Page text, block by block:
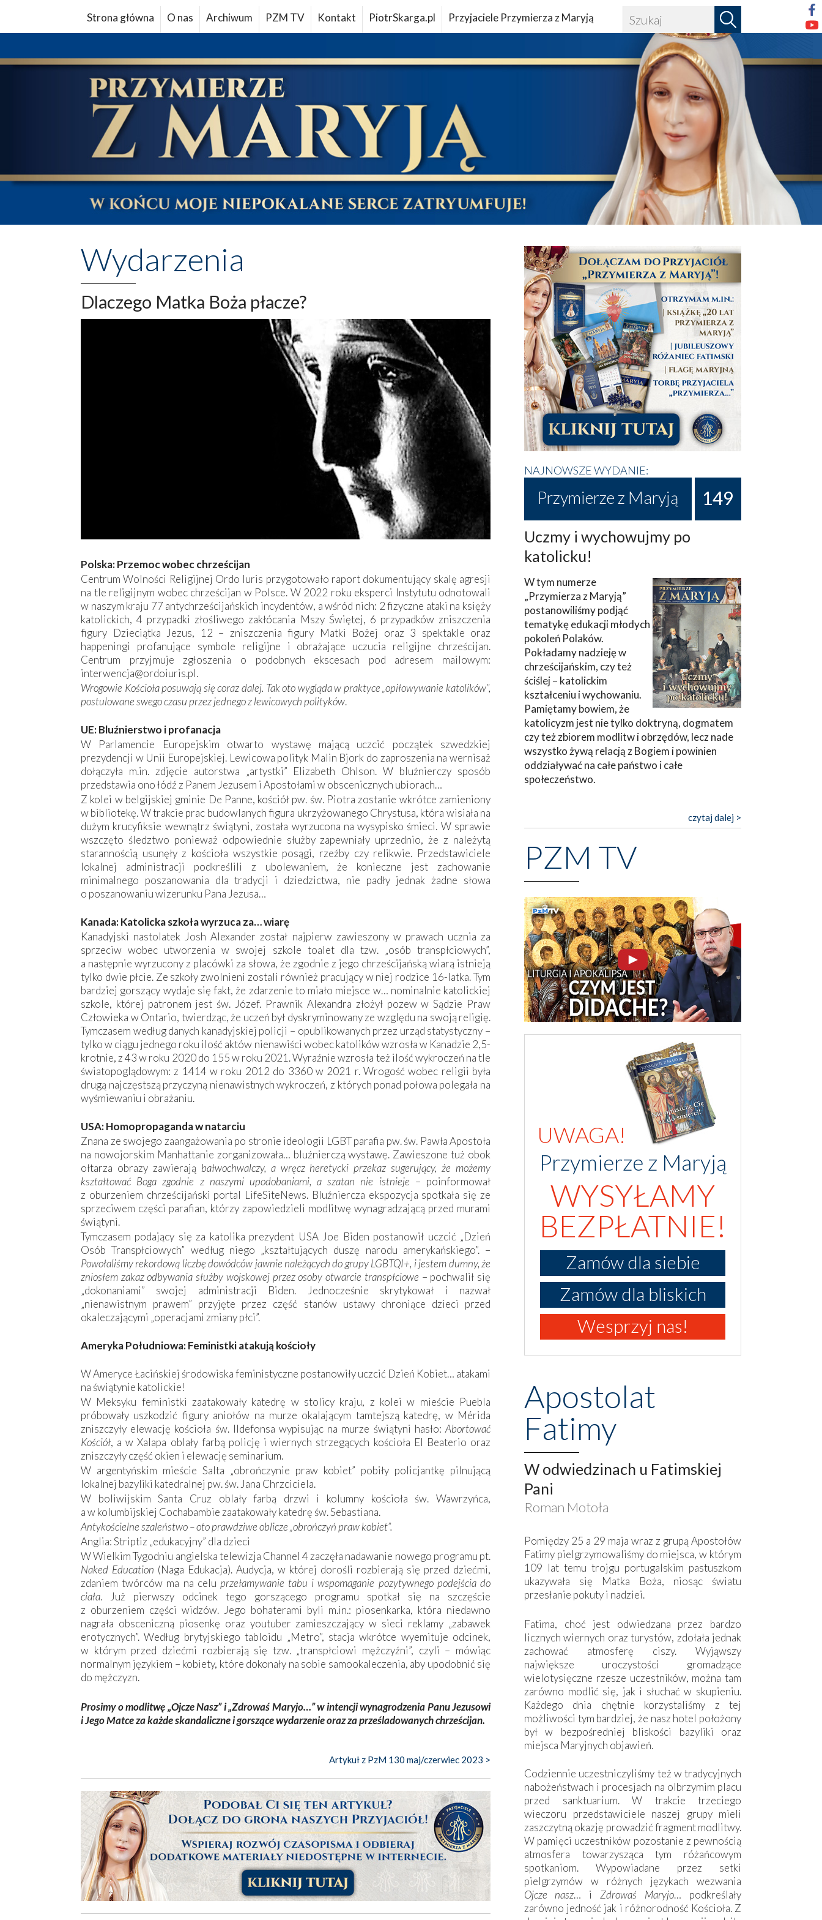
Strona główna O nas Archiwum PZM TV Kontakt PiotrSkarga.pl Przyjaciele Przymierza z Maryją
Wydarzenia
Dlaczego Matka Boża płacze?
Polska: Przemoc wobec chrześcijan
Centrum Wolności Religijnej Ordo Iuris przygotowało raport dokumentujący skalę agresji
na tle religijnym wobec chrześcijan w Polsce. W 2022 roku eksperci Instytutu odnotowali
w naszym kraju 77 antychrześcijańskich incydentów, a wśród nich: 2 fizyczne ataki na księży
katolickich, 4 przypadki złośliwego zakłócania Mszy Świętej, 6 przypadków zniszczenia
figury Dzieciątka Jezus, 12 – zniszczenia figury Matki Bożej oraz 3 spektakle oraz
happeningi profanujące symbole religijne i obrażające uczucia religijne chrześcijan.
Centrum przyjmuje zgłoszenia o podobnych ekscesach pod adresem mai­lowym:
interwencja@ordoiuris.pl.
Wrogowie Kościoła posuwają się coraz dalej. Tak oto wygląda w praktyce „opiłowywanie katolików”,
postulowane swego czasu przez jednego z lewicowych polityków.
UE: Bluźnierstwo i profanacja
W Parlamencie Europejskim otwarto wystawę mającą uczcić początek szwedzkiej
prezydencji w Unii Europejskiej. Lewicowa polityk Malin Bjork do zaproszenia na wernisaż
dołączyła m.in. zdjęcie autorstwa „artystki” Elizabeth Ohlson. W bluźnierczy sposób
przedstawia ono łódź z Panem Jezusem i Apostołami w obscenicznych ubiorach…
Z kolei w belgijskiej gminie De Panne, kościół pw. św. Piotra zostanie wkrótce zamieniony
w bibliotekę. W trakcie prac budowlanych figura ukrzyżowanego Chrystusa, która wisiała na
dużym krucyfiksie wewnątrz świątyni, została wyrzucona na wysypisko śmieci. W sprawie
wszczęto śledztwo ponieważ odpowiednie służby zapewniały uprzednio, że z należytą
starannością usunęły z kościoła wszystkie posągi, rzeźby czy relikwie. Przedstawiciele
lokalnej administracji podkreślili z ubolewaniem, że konieczne jest zachowanie
minimalnego poszanowania dla tradycji i dziedzictwa, nie padły jednak żadne słowa
o poszanowaniu wizerunku Pana Jezusa…
Kanada: Katolicka szkoła wyrzuca za… wiarę
Kanadyjski nastolatek Josh Alexander został najpierw zawieszony w prawach ucznia za
sprzeciw wobec utworzenia w swojej szkole toalet dla tzw. „osób transpłciowych”,
a następnie wyrzucony z placówki za słowa, że zgodnie z jego chrześcijańską wiarą istnieją
tylko dwie płcie. Ze szkoły zwolnieni zostali również pracujący w niej rodzice 16-latka. Tym
bardziej gorszący wydaje się fakt, że zdarzenie to miało miejsce w… nominalnie katolickiej
szkole, której patronem jest św. Józef. Prawnik Alexandra złożył pozew w Sądzie Praw
Człowieka w Ontario, twierdząc, że uczeń był dyskryminowany ze względu na swoją religię.
Tymczasem według danych kanadyjskiej policji – opublikowanych przez urząd statystyczny –
tylko w ciągu jednego roku ilość aktów nienawiści wobec katolików wzrosła w Kanadzie 2,5-
krotnie, z 43 w roku 2020 do 155 w roku 2021. Wyraźnie wzrosła też ilość wykroczeń na tle
światopoglądowym: z 1414 w roku 2012 do 3360 w 2021 r. Wrogość wobec religii była
drugą najczęstszą przyczyną nienawistnych wykroczeń, z których ponad połowa polegała na
wyśmiewaniu i obrażaniu.
USA: Homopropaganda w natarciu
Znana ze swojego zaangażowania po stronie ideologii LGBT parafia pw. św. Pawła Apostoła
na nowojorskim Manhattanie zorganizowała… bluźnierczą wystawę. Zawieszone tuż obok
ołtarza obrazy zawierają bałwochwalczy, a wręcz heretycki przekaz sugerujący, że możemy
kształtować Boga zgodnie z naszymi upodobaniami, a szatan nie istnieje – poinformował
z oburzeniem chrześcijański portal LifeSiteNews. Bluźniercza ekspozycja spotkała się ze
sprzeciwem części parafian, którzy zapowiedzieli modlitwę wynagradzającą przed murami
świątyni.
Tymczasem podający się za katolika prezydent USA Joe Biden postanowił uczcić „Dzień
Osób Transpłciowych” według niego „kształtujących duszę narodu amerykańskiego”. –
Powołaliśmy rekordową liczbę dowódców jawnie należących do grupy LGBTQI+, i jestem dumny, że
zniosłem zakaz odbywania służby wojskowej przez osoby otwarcie transpłciowe – pochwalił się
„dokonaniami” swojej administracji Biden. Jednocześnie skrytykował i nazwał
„nienawistnym prawem” przyjęte przez część stanów ustawy chroniące dzieci przed
okaleczającymi „operacjami zmiany płci”.
Ameryka Południowa: Feministki atakują kościoły
W Ameryce Łacińskiej środowiska feministyczne postanowiły uczcić Dzień Kobiet… atakami
na świątynie katolickie!
W Meksyku feministki zaatakowały katedrę w stolicy kraju, z kolei w mieście Puebla
próbowały uszkodzić figury aniołów na murze okalającym tamtejszą katedrę, w Mérida
zniszczyły elewację kościoła św. Ildefonsa wypisując na murze świątyni hasło:Abortować
Kościół, a w Xalapa oblały farbą policję i wiernych strzegących kościoła El Beaterio oraz
zniszczyły część okien i elewację seminarium.
W argentyńskim mieście Salta „obrończynie praw kobiet” pobiły policjantkę pilnującą
lokalnej bazyliki katedralnej pw. św. Jana Chrzciciela.
W boliwijskim Santa Cruz oblały farbą drzwi i kolumny kościoła św. Wawrzyńca,
a w kolumbijskiej Cochabambie zaatakowały katedrę św. Sebastiana.
Antykościelne szaleństwo – oto prawdziwe oblicze „obrończyń praw kobiet”.
Anglia: Striptiz „edukacyjny” dla dzieci
W Wielkim Tygodniu angielska telewizja Channel 4 zaczęła nadawanie nowego programu pt.
Naked Education (Naga Edukacja). Audycja, w której dorośli rozbierają się przed dziećmi,
zdaniem twórców ma na celu przełamywanie tabu i wspomaganie pozytywnego podejścia do
ciała. Już pierwszy odcinek tego gorszącego programu spotkał się na szczęście
z oburzeniem części widzów. Jego bohaterami byli m.in.: piosenkarka, która niedawno
nagrała obsceniczną piosenkę oraz youtuber zamieszczający w sieci reklamy „zabawek
erotycznych”. Według brytyjskiego tabloidu „Metro”, stacja wkrótce wyemituje odcinek,
w którym przed dziećmi rozbierają się tzw. „transpłciowi mężczyźni”, czyli – mówiąc
normalnym językiem – kobiety, które dokonały na sobie samookaleczenia, aby upodobnić się
do mężczyzn.
Prosimy o modlitwę „Ojcze Nasz” i „Zdrowaś Maryjo…” w intencji wynagrodzenia Panu Jezusowi
i Jego Matce za każde skandaliczne i gorszące wydarzenie oraz za prześladowanych chrześcijan.
Artykuł z PzM 130 maj/czerwiec 2023 >
NAJNOWSZE WYDANIE:
Przymierze z Maryją 149
Uczmy i wychowujmy po
katolicku!
W tym numerze
„Przymierza z Maryją”
postanowiliśmy podjąć
tematykę edukacji młodych
pokoleń Polaków.
Pokładamy nadzieję w
chrześcijańskim, czy też
ściślej – katolickim
kształceniu i wychowaniu.
Pamiętamy bowiem, że
katolicyzm jest nie tylko doktryną, dogmatem
czy też zbiorem modlitw i obrzędów, lecz nade
wszystko żywą relacją z Bogiem i powinien
oddziaływać na całe państwo i całe
społeczeństwo.
czytaj dalej >
PZM TV
UWAGA!
Przymierze z Maryją
WYSYŁAMY
BEZPŁATNIE!
Zamów dla siebie
Zamów dla bliskich
Wesprzyj nas!
Apostolat
Fatimy
W odwiedzinach u Fatimskiej
Pani
Roman Motoła
Pomiędzy 25 a 29 maja wraz z grupą Apostołów
Fatimy pielgrzymowaliśmy do miejsca, w którym
109 lat temu trojgu portugalskim pastuszkom
ukazywała się Matka Boża, niosąc światu
przesłanie pokuty i nadziei.
Fatima, choć jest odwiedzana przez bardzo
licznych wiernych oraz turystów, zdołała jednak
zachować atmosferę ciszy. Wyjąwszy
największe uroczystości gromadzące
wielotysięczne rzesze uczestników, można tam
zarówno modlić się, jak i słuchać w skupieniu.
Każdego dnia chętnie korzystaliśmy z tej
możliwości tym bardziej, że nasz hotel położony
był w bezpośredniej bliskości bazyliki oraz
miejsca Maryjnych objawień.
Codziennie uczestniczyliśmy też w tradycyjnych
nabożeństwach i procesjach na olbrzymim placu
przed sanktuarium. W trakcie trzeciego
wieczoru przedstawiciele naszej grupy mieli
zaszczytną okazję prowadzić fragment modlitwy.
W pamięci uczestników pozostanie z pewnością
atmosfera towarzysząca tym różańcowym
spotkaniom. Wypowiadane przez setki
pielgrzymów w różnych językach wezwania
Ojcze nasz… i Zdrowaś Maryjo… podkreślały
zarówno jedność jak i różnorodność Kościoła. Z